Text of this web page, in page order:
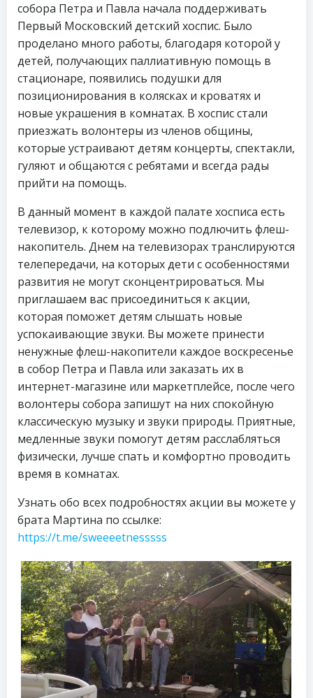
собора Петра и Павла начала поддерживать
Первый Московский детский хоспис. Было
проделано много работы, благодаря которой у
детей, получающих паллиативную помощь в
стационаре, появились подушки для
позиционирования в колясках и кроватях и
новые украшения в комнатах. В хоспис стали
приезжать волонтеры из членов общины,
которые устраивают детям концерты, спектакли,
гуляют и общаются с ребятами и всегда рады
прийти на помощь.
В данный момент в каждой палате хосписа есть
телевизор, к которому можно подлючить флеш-
накопитель. Днем на телевизорах транслируются
телепередачи, на которых дети с особенностями
развития не могут сконцентрироваться. Мы
приглашаем вас присоединиться к акции,
которая поможет детям слышать новые
успокаивающие звуки. Вы можете принести
ненужные флеш-накопители каждое воскресенье
в собор Петра и Павла или заказать их в
интернет-магазине или маркетплейсе, после чего
волонтеры собора запишут на них спокойную
классическую музыку и звуки природы. Приятные,
медленные звуки помогут детям расслабляться
физически, лучше спать и комфортно проводить
время в комнатах.
Узнать обо всех подробностях акции вы можете у
брата Мартина по ссылке:
https://t.me/sweeeetnesssss